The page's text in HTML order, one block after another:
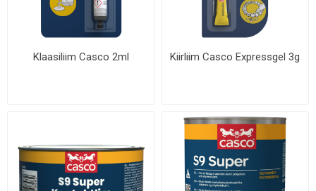
Klaasiliim Casco 2ml Kiirliim Casco Expressgel 3g